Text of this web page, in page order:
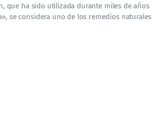
que ha sido utilizada durante miles de
se considera uno de los remedios naturales